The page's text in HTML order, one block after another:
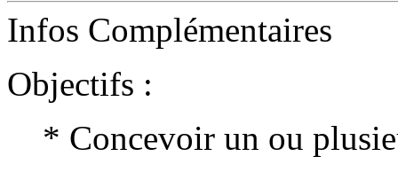
Infos Complémentaires
Objectifs :
* Concevoir un ou